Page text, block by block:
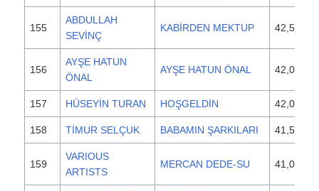
155
ABDULLAH
SEVİNÇ
KABİRDEN MEKTUP 42,500
156
AYŞE HATUN
ÖNAL
AYŞE HATUN ÖNAL 42,000
157 HÜSEYİN TURAN HOŞGELDİN 42,000
158 TİMUR SELÇUK BABAMIN ŞARKILARI 41,500
159
VARIOUS
ARTISTS
MERCAN DEDE-SU 41,000